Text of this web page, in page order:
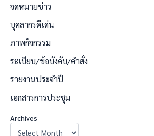
จดหมายข่าว
บุคลากรดีเด่น
ภาพกิจกรรม
ระเบียบ/ข้อบังคับ/คำสั่ง
รายงานประจำปี
เอกสารการประชุม
Archives